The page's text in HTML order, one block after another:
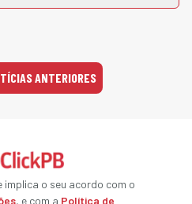
ANTERIORES
o seu acordo com o
, e com a Política de